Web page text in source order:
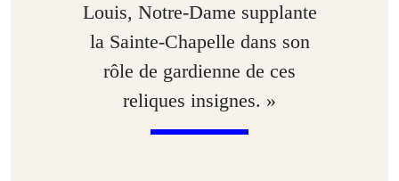
Louis, Notre-Dame supplante
la Sainte-Chapelle dans son
rôle de gardienne de ces
reliques insignes. »